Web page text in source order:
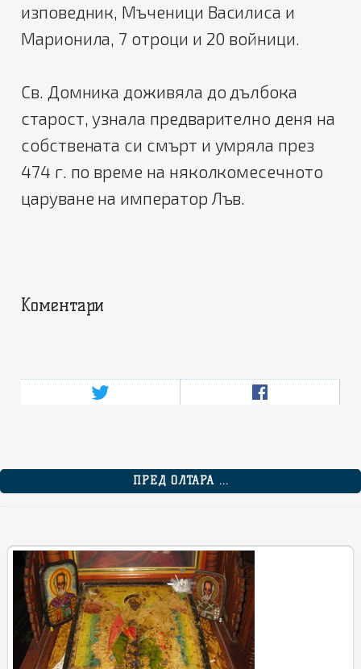
изповедник, Мъченици Василиса и
Марионила, 7 отроци и 20 войници.
Св. Домника доживяла до дълбока
старост, узнала предварително деня на
собствената си смърт и умряла през
474 г. по време на няколкомесечното
царуване на император Лъв.
Коментари
ПРЕД ОЛТАРА ...